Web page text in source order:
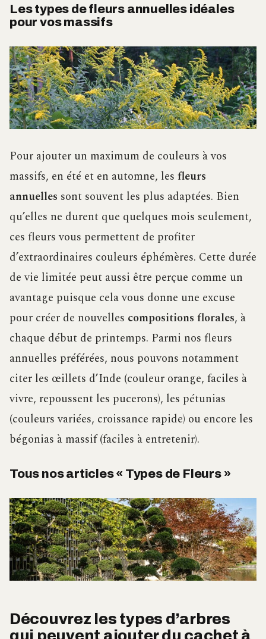
Les types de fleurs annuelles idéales
pour vos massifs
Pour ajouter un maximum de couleurs à vos
massifs, en été et en automne, les fleurs
annuelles sont souvent les plus adaptées. Bien
qu’elles ne durent que quelques mois seulement,
ces fleurs vous permettent de profiter
d’extraordinaires couleurs éphémères. Cette durée
de vie limitée peut aussi être perçue comme un
avantage puisque cela vous donne une excuse
pour créer de nouvelles compositions florales, à
chaque début de printemps. Parmi nos fleurs
annuelles préférées, nous pouvons notamment
citer les œillets d’Inde (couleur orange, faciles à
vivre, repoussent les pucerons), les pétunias
(couleurs variées, croissance rapide) ou encore les
bégonias à massif (faciles à entretenir).
Tous nos articles « Types de Fleurs »
Découvrez les types d’arbres
qui peuvent ajouter du cachet à